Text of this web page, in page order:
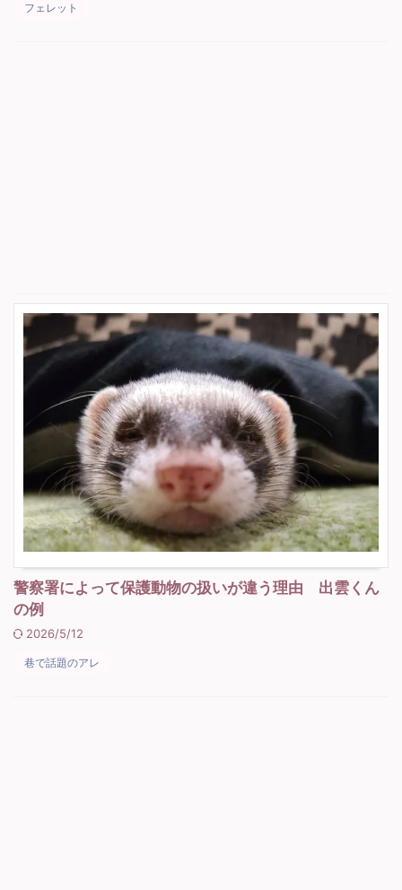
フェレット
警察署によって保護動物の扱いが違う理由 出雲くん
の例
2026/5/12
巷で話題のアレ